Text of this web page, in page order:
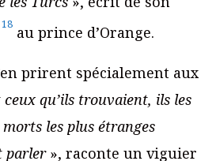
18 au prince d’Orange.
prirent spécialement aux
ceux qu’ils trouvaient, ils les
les plus étranges
parler», raconte un viguier